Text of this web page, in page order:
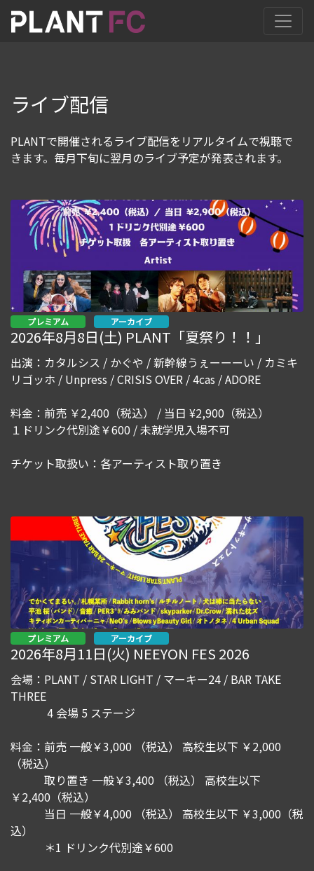
ライブ配信
PLANTで開催されるライブ配信をリアルタイムで視聴で
きます。毎月下旬に翌月のライブ予定が発表されます。
プレミアム アーカイブ
2026年8月8日(土) PLANT「夏祭り！！」
出演：カタルシス / かぐや / 新幹線うぇーーーい / カミキ
リゴッホ / Unpress / CRISIS OVER / 4cas / ADORE
料金：前売 ￥2,400（税込） / 当日 ¥2,900（税込）
１ドリンク代別途￥600 / 未就学児入場不可
チケット取扱い：各アーティスト取り置き
プレミアム アーカイブ
2026年8月11日(火) NEEYON FES 2026
会場：PLANT / STAR LIGHT / マーキー24 / BAR TAKE
THREE
4 会場 5 ステージ
料金：前売 一般￥3,000 （税込） 高校生以下 ￥2,000
（税込）
取り置き 一般￥3,400 （税込） 高校生以下
￥2,400（税込）
当日 一般￥4,000 （税込） 高校生以下 ￥3,000（税
込）
＊1 ドリンク代別途￥600